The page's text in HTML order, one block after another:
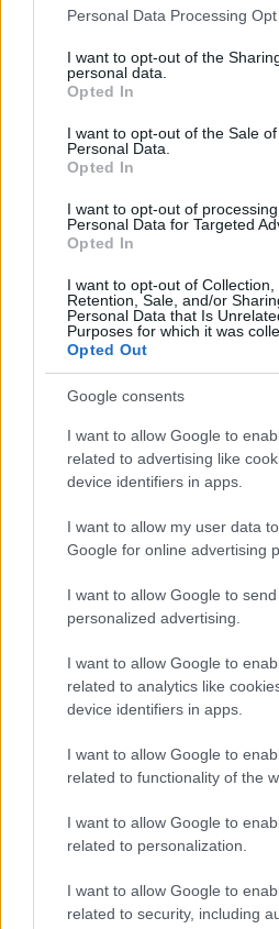
Please note that this website/app
not limited to your visit or usage
grant or deny consent to Google
use your data for below specified
consent section.
Personal Data Processing
I want to opt-out of the
personal data.
Opted In
I want to opt-out of the Sale
Personal Data.
Opted In
I want to opt-out of
Personal Data for Targeted
Opted In
I want to opt-out of Collection,
Retention, Sale, and/or
Personal Data that Is
Purposes for which it was
Opted Out
Google consents
I want to allow Google to
related to advertising like
device identifiers in apps.
I want to allow my user data
Google for online advertising
I want to allow Google to
personalized advertising.
I want to allow Google to
related to analytics like
device identifiers in apps.
I want to allow Google to
related to functionality of the
I want to allow Google to
related to personalization.
I want to allow Google to
related to security, including
Continua a leggere
CALCIO
Pallavolo Padova 2026: il
preparazione pre-campionato
CALCIO